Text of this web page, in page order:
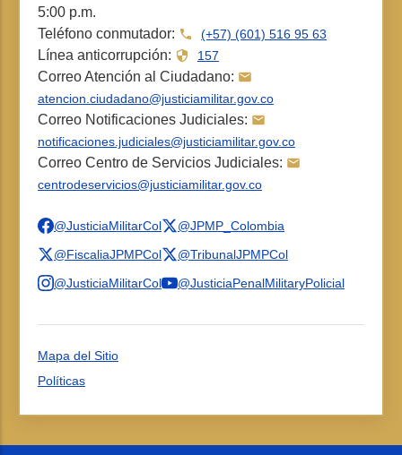
5:00 p.m.
Teléfono conmutador:
(+57) (601) 516 95 63
Línea anticorrupción: 157
Correo Atención al Ciudadano:
atencion.ciudadano@justiciamilitar.gov.co
Correo Notificaciones Judiciales:
notificaciones.judiciales@justiciamilitar.gov.co
Correo Centro de Servicios Judiciales:
centrodeservicios@justiciamilitar.gov.co
@JusticiaMilitarCol
@JPMP_Colombia
@FiscaliaJPMPCol
@TribunalJPMPCol
@JusticiaMilitarCol
@JusticiaPenalMilitaryPolicial
Mapa del Sitio
Políticas